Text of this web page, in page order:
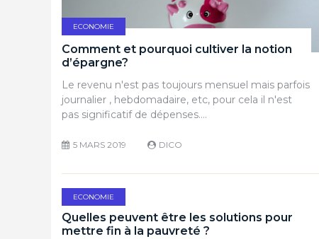
ECONOMIE
Comment et pourquoi cultiver la notion
d’épargne?
Le revenu n'est pas toujours mensuel mais parfois
journalier , hebdomadaire, etc, pour cela il n'est
pas significatif de dépenses.…
5 MARS 2019 DICO
ECONOMIE
Quelles peuvent être les solutions pour
mettre fin à la pauvreté ?